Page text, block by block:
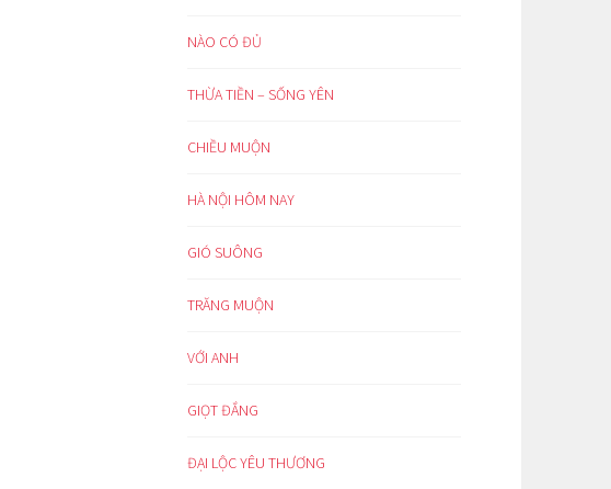
NÀO CÓ ĐỦ
THỪA TIỀN – SỐNG YÊN
CHIỀU MUỘN
HÀ NỘI HÔM NAY
GIÓ SUÔNG
TRĂNG MUỘN
VỚI ANH
GIỌT ĐẮNG
ĐẠI LỘC YÊU THƯƠNG